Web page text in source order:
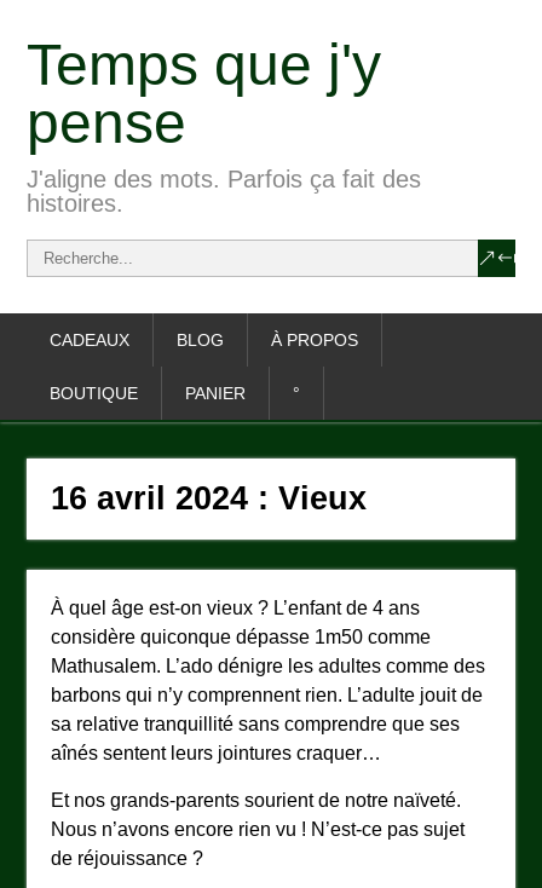
Temps que j'y
pense
J'aligne des mots. Parfois ça fait des
histoires.
CADEAUX BLOG À PROPOS
BOUTIQUE PANIER °
16 avril 2024 : Vieux
À quel âge est-on vieux ? L’enfant de 4 ans
considère quiconque dépasse 1m50 comme
Mathusalem. L’ado dénigre les adultes comme des
barbons qui n’y comprennent rien. L’adulte jouit de
sa relative tranquillité sans comprendre que ses
aînés sentent leurs jointures craquer…
Et nos grands-parents sourient de notre naïveté.
Nous n’avons encore rien vu ! N’est-ce pas sujet
de réjouissance ?